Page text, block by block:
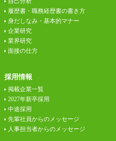
履歴書・職務経歴書の書き方
身だしなみ・基本的マナー
企業研究
業界研究
面接の仕方
採用情報
掲載企業一覧
2027年新卒採用
中途採用
先輩社員からのメッセージ
人事担当者からのメッセージ